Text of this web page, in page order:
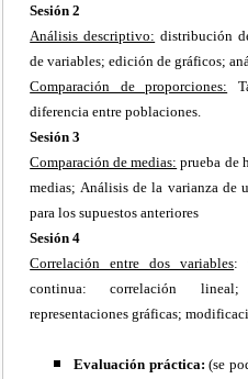
Sesión 2
Análisis descriptivo: distribución
de variables; edición de gráficos;
Comparación de proporciones:
diferencia entre poblaciones.
Sesión 3
Comparación de medias: prueba de
medias; Análisis de la varianza de
para los supuestos anteriores
Sesión 4
Correlación entre dos variables:
continua: correlación
representaciones gráficas;
Evaluación práctica:(se